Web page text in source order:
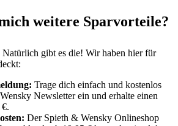
weitere Sparvorteile?
gibt es die! Wir haben hier für
Trage dich einfach und kostenlos
Newsletter ein und erhalte einen
Der Spieth & Wensky Onlineshop